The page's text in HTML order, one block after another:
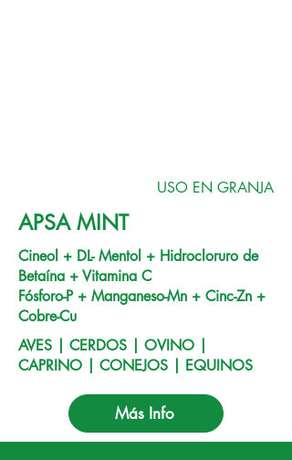
USO EN GRANJA
APSA MINT
Cineol + DL- Mentol + Hidrocloruro de
Betaína + Vitamina C
Fósforo-P + Manganeso-Mn + Cinc-Zn +
Cobre-Cu
AVES | CERDOS | OVINO |
CAPRINO | CONEJOS | EQUINOS
Más Info